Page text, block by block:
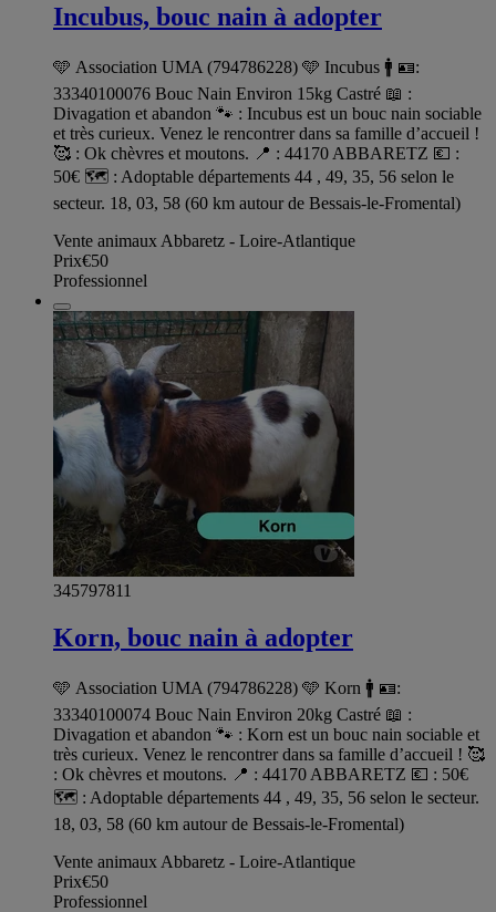
Incubus, bouc nain à adopter
🩵 Association UMA (794786228) 🩵 Incubus 🚹 🪪:
33340100076 Bouc Nain Environ 15kg Castré 📖 :
Divagation et abandon 🐾 : Incubus est un bouc nain sociable
et très curieux. Venez le rencontrer dans sa famille d’accueil !
🥰 : Ok chèvres et moutons. 📍 : 44170 ABBARETZ 💶 :
50€ 🗺️ : Adoptable départements 44 , 49, 35, 56 selon le
secteur. 18, 03, 58 (60 km autour de Bessais-le-Fromental)
Vente animaux Abbaretz - Loire-Atlantique
Prix€50
Professionnel
345797811
Korn, bouc nain à adopter
🩵 Association UMA (794786228) 🩵 Korn 🚹 🪪:
33340100074 Bouc Nain Environ 20kg Castré 📖 :
Divagation et abandon 🐾 : Korn est un bouc nain sociable et
très curieux. Venez le rencontrer dans sa famille d’accueil ! 🥰
: Ok chèvres et moutons. 📍 : 44170 ABBARETZ 💶 : 50€
🗺️ : Adoptable départements 44 , 49, 35, 56 selon le secteur.
18, 03, 58 (60 km autour de Bessais-le-Fromental)
Vente animaux Abbaretz - Loire-Atlantique
Prix€50
Professionnel